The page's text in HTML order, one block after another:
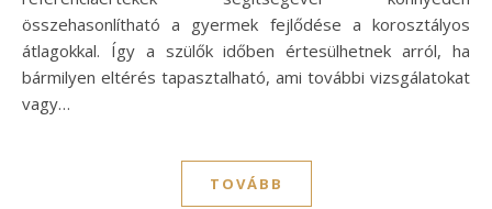
összehasonlítható a gyermek fejlődése a korosztályos
átlagokkal. Így a szülők időben értesülhetnek arról, ha
bármilyen eltérés tapasztalható, ami további vizsgálatokat
vagy…
TOVÁBB